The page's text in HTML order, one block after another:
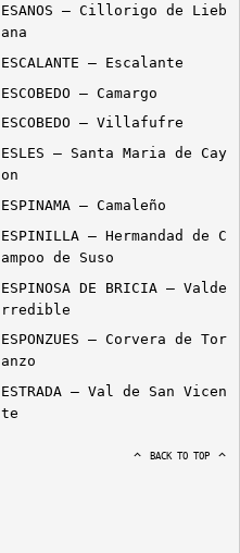
ESANOS – Cillorigo de Lieb
ana
ESCALANTE – Escalante
ESCOBEDO – Camargo
ESCOBEDO – Villafufre
ESLES – Santa Maria de Cay
on
ESPINAMA – Camaleño
ESPINILLA – Hermandad de C
ampoo de Suso
ESPINOSA DE BRICIA – Valde
rredible
ESPONZUES – Corvera de Tor
anzo
ESTRADA – Val de San Vicen
te
BACK TO TOP